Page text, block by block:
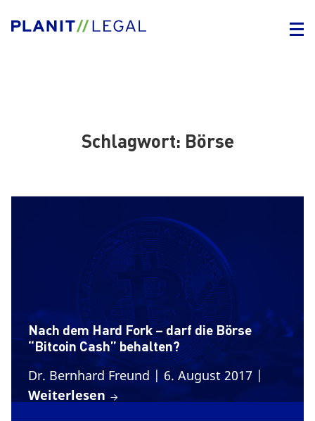
Schlagwort: Börse
Nach dem Hard Fork – darf die Börse
“Bitcoin Cash” behalten?
Dr. Bernhard Freund | 6. August 2017 |
Weiterlesen